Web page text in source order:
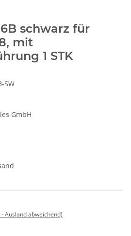
schwarz für
mit
1 STK
SW
GmbH
- Ausland abweichend)